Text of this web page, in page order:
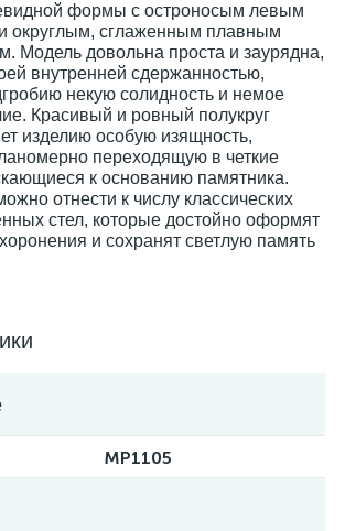
формы с остроносым левым
округлым, сглаженным плавным
Модель довольна проста и заурядна,
внутренней сдержанностью,
некую солидность и немое
Красивый и ровный полукруг
изделию особую изящность,
переходящую в четкие
к основанию памятника.
отнести к числу классических
стел, которые достойно оформят
и сохранят светлую память
MP1105